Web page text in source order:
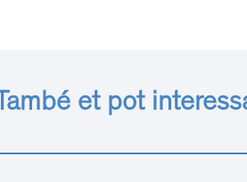
També et pot